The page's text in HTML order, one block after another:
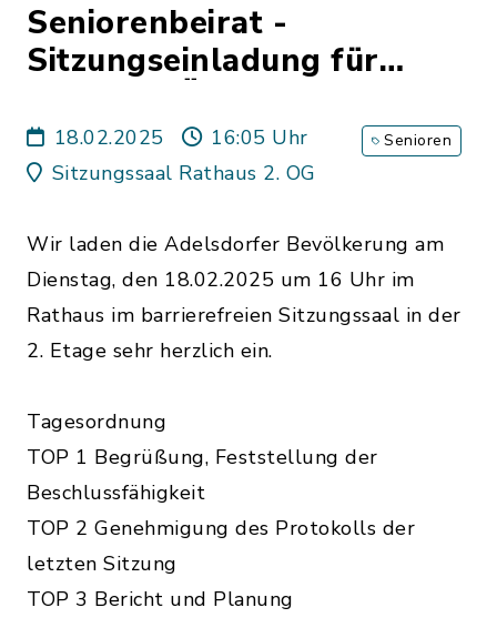
Seniorenbeirat -
Sitzungseinladung für
18.02.2025
16:05 Uhr
Sitzungssaal Rathaus 2. OG
Senioren
Wir laden die Adelsdorfer Bevölkerung am
Dienstag, den 18.02.2025 um 16 Uhr im
Rathaus im barrierefreien Sitzungssaal in der
2. Etage sehr herzlich ein.
Tagesordnung
TOP 1 Begrüßung, Feststellung der
Beschlussfähigkeit
TOP 2 Genehmigung des Protokolls der
letzten Sitzung
TOP 3 Bericht und Planung